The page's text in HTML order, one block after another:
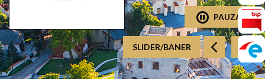
PAUZA
SLIDER/BANER